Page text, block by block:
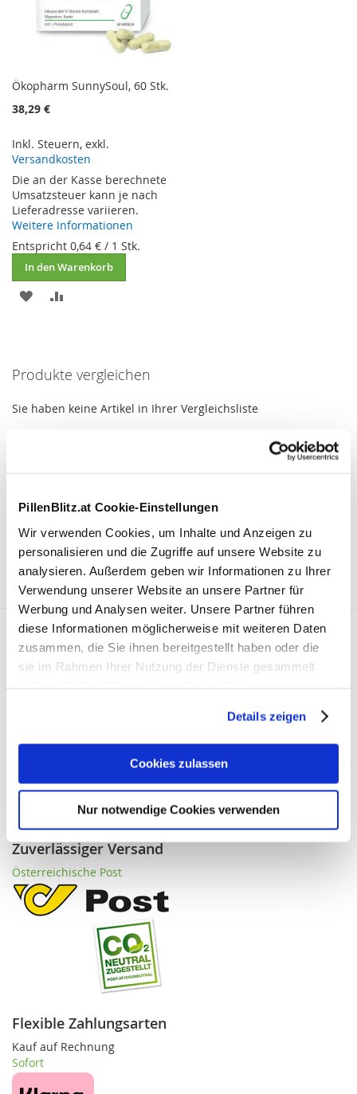
PillenBlitz.at Cookie-Einstellungen
Wir verwenden Cookies, um Inhalte und Anzeigen zu
personalisieren und die Zugriffe auf unsere Website zu
analysieren. Außerdem geben wir Informationen zu Ihrer
Verwendung unserer Website an unsere Partner für
Werbung und Analysen weiter. Unsere Partner führen
diese Informationen möglicherweise mit weiteren Daten
zusammen, die Sie ihnen bereitgestellt haben oder die
sie im Rahmen Ihrer Nutzung der Dienste gesammelt
Details zeigen
Cookies zulassen
Nur notwendige Cookies verwenden
Ökopharm SunnySoul, 60 Stk.
38,29 €
Inkl. Steuern, exkl.
Versandkosten
Die an der Kasse berechnete
Umsatzsteuer kann je nach
Lieferadresse variieren.
Weitere Informationen
Entspricht 0,64 € / 1 Stk.
In den Warenkorb
ZUR
Produkte vergleichen
Sie haben keine Artikel in Ihrer Vergleichsliste
Transparenz & Vertrauen
Registrierte Versandapotheke
Zuverlässiger Versand
Österreichische Post
Flexible Zahlungsarten
Kauf auf Rechnung
Sofort